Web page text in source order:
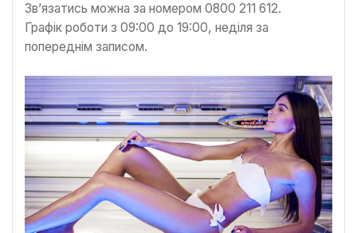
Зв’язатись можна за номером 0800 211 612.
Графік роботи з 09:00 до 19:00, неділя за
попереднім записом.